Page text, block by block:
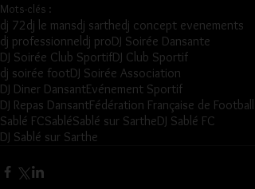
Mots-clés :
dj 72dj le mansdj sarthedj concept evenements
dj professionnel dj proDJ Soirée Dansante
DJ Soirée Club SportifDJ Club Sportif
dj soirée footDJ Soirée Association
DJ Diner DansantEvénement Sportif
DJ Repas DansantFédération Française de Football
Sablé FCSabléSablé sur SartheDJ Sablé FC
DJ Sablé sur Sarthe